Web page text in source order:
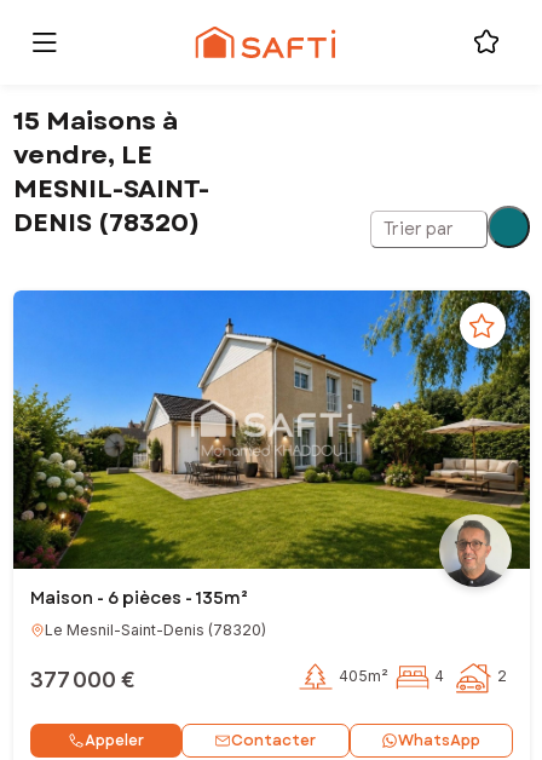
15 Maisons à
vendre, LE
MESNIL-SAINT-
DENIS (78320)
Trier par
Maison - 6 pièces - 135m²
Le Mesnil-Saint-Denis (78320)
377 000 € 405m² 4 2
Appeler Contacter WhatsApp